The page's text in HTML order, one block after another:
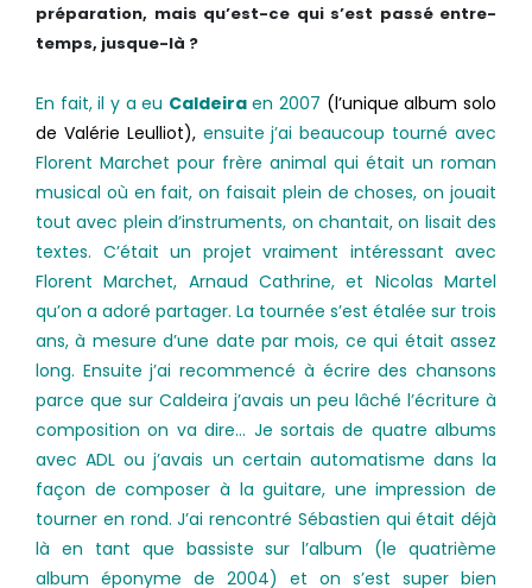
préparation, mais qu’est-ce qui s’est passé entre-
temps, jusque-là ?
En fait, il y a eu Caldeiraen 2007 (l’unique album solo
de Valérie Leulliot),ensuite j’ai beaucoup tourné avec
Florent Marchet pour frère animal qui était un roman
musical où en fait, on faisait plein de choses, on jouait
tout avec plein d’instruments, on chantait, on lisait des
textes. C’était un projet vraiment intéressant avec
Florent Marchet, Arnaud Cathrine, et Nicolas Martel
qu’on a adoré partager. La tournée s’est étalée sur trois
ans, à mesure d’une date par mois, ce qui était assez
long. Ensuite j’ai recommencé à écrire des chansons
parce que sur Caldeira j’avais un peu lâché l’écriture à
composition on va dire… Je sortais de quatre albums
avec ADL ou j’avais un certain automatisme dans la
façon de composer à la guitare, une impression de
tourner en rond. J’ai rencontré Sébastien qui était déjà
là en tant que bassiste sur l’album (le quatrième
album éponyme de 2004) et on s’est super bien